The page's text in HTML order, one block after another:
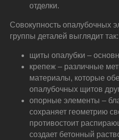
отделки.
Совокупность опалубочных
группы деталей выглядит так:
щиты опалубки –
крепеж – различные
материалы, которые
опалубочных щитов
опорные элементы –
сохраняет геометрию
противостоит
создает бетонный